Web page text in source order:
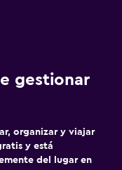
gestionar
organizar y viajar
y está
del lugar en